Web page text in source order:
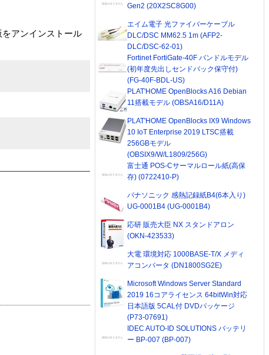
アンインストール
Gen2 (20X2SC8G00)
エイム電子 光ファイバーケーブル
DLC/DSC MM62.5 1m (AFP2-
DLC/DSC-62-01)
Fortinet FortiGate-40F バンドルモデル
(初年度先出しセンドバック保守付)
(FG-40F-BDL-US)
PLAT'HOME OpenBlocks A16 Debian
11搭載モデル (OBSA16/D11A)
PLAT'HOME OpenBlocks IX9 Windows
10 IoT Enterprise 2019 LTSC搭載
256GBモデル
(OBSIX9/W/L1809/256G)
富士通 POS-Cサーマルロール紙(高保
存) (0722410-P)
パナソニック 感熱記録紙B4(6本入り)
UG-0001B4 (UG-0001B4)
応研 販売大臣 NX スタンドアロン
(OKN-423533)
大電 環境対応 1000BASE-T/X メディ
アコンバータ (DN1800SG2E)
Microsoft Windows Server Standard
2019 16コアライセンス 64bitWin対応
日本語版 5CAL付 DVDパッケージ
(P73-07691)
IDEC AUTO-ID SOLUTIONS バッテリ
ー BP-007 (BP-007)